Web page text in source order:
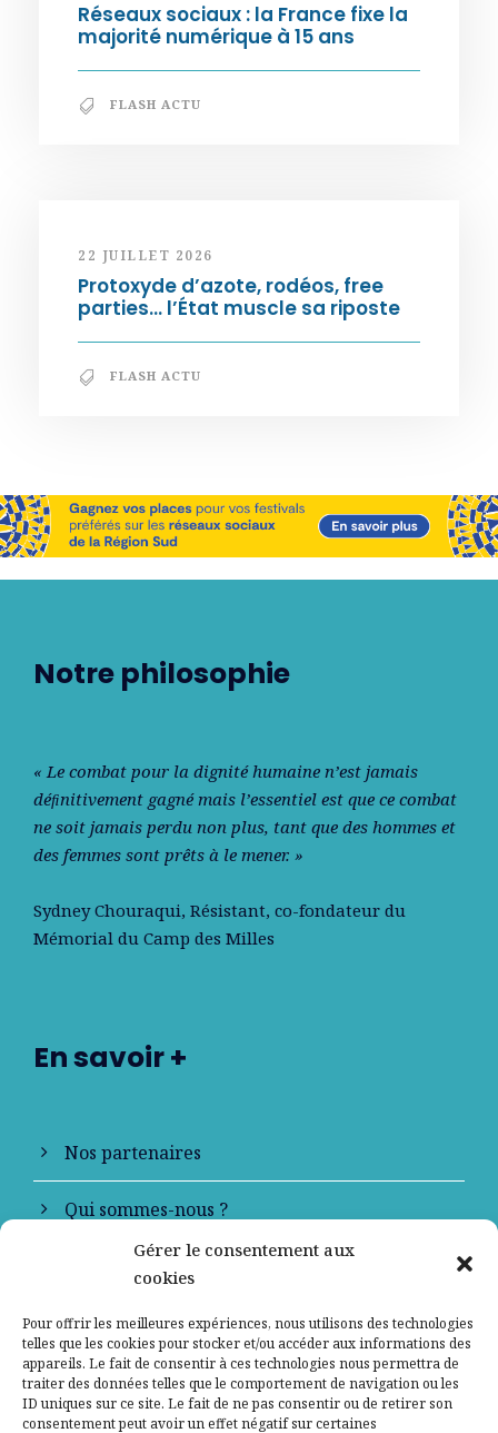
Gérer le consentement aux
cookies
Pour offrir les meilleures expériences, nous utilisons des technologies
telles que les cookies pour stocker et/ou accéder aux informations des
appareils. Le fait de consentir à ces technologies nous permettra de
traiter des données telles que le comportement de navigation ou les
ID uniques sur ce site. Le fait de ne pas consentir ou de retirer son
consentement peut avoir un effet négatif sur certaines
Réseaux sociaux : la France fixe la
majorité numérique à 15 ans
FLASH ACTU
22 JUILLET 2026
Protoxyde d’azote, rodéos, free
parties… l’État muscle sa riposte
FLASH ACTU
Notre philosophie
« Le combat pour la dignité humaine n’est jamais
déﬁnitivement gagné mais l’essentiel est que ce combat
ne soit jamais perdu non plus, tant que des hommes et
des femmes sont prêts à le mener. »
Sydney Chouraqui, Résistant, co-fondateur du
Mémorial du Camp des Milles
En savoir +
Nos partenaires
Qui sommes-nous ?
Contactez-nous
Mentions légales
Politique de confidentialité